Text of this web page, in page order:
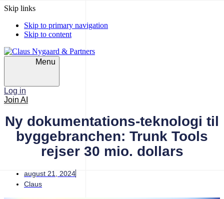
Skip links
Skip to primary navigation
Skip to content
Menu
Log in
Join AI
Ny dokumentations-teknologi til
byggebranchen: Trunk Tools
rejser 30 mio. dollars
august 21, 2024
Claus